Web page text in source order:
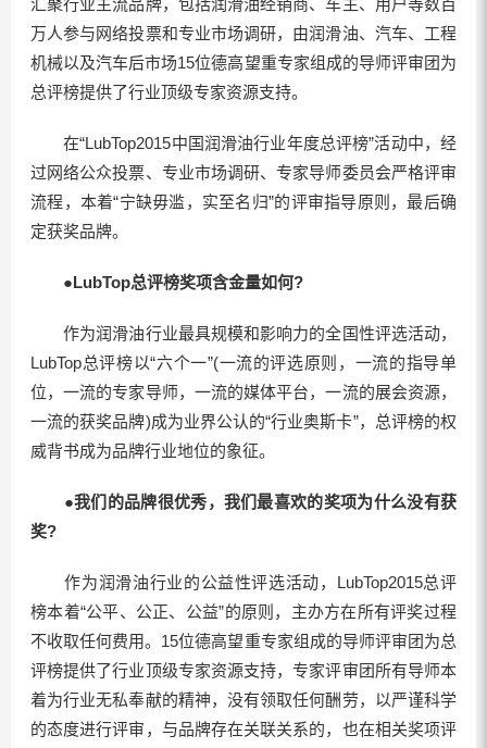
汇聚行业主流品牌，包括润滑油经销商、车主、用户等数百
万人参与网络投票和专业市场调研，由润滑油、汽车、工程
机械以及汽车后市场15位德高望重专家组成的导师评审团为
总评榜提供了行业顶级专家资源支持。
在“LubTop2015中国润滑油行业年度总评榜”活动中，经
过网络公众投票、专业市场调研、专家导师委员会严格评审
流程，本着“宁缺毋滥，实至名归”的评审指导原则，最后确
定获奖品牌。
●LubTop总评榜奖项含金量如何?
作为润滑油行业最具规模和影响力的全国性评选活动，
LubTop总评榜以“六个一”(一流的评选原则，一流的指导单
位，一流的专家导师，一流的媒体平台，一流的展会资源，
一流的获奖品牌)成为业界公认的“行业奥斯卡”，总评榜的权
威背书成为品牌行业地位的象征。
●我们的品牌很优秀，我们最喜欢的奖项为什么没有获
奖?
作为润滑油行业的公益性评选活动，LubTop2015总评
榜本着“公平、公正、公益”的原则，主办方在所有评奖过程
不收取任何费用。15位德高望重专家组成的导师评审团为总
评榜提供了行业顶级专家资源支持，专家评审团所有导师本
着为行业无私奉献的精神，没有领取任何酬劳，以严谨科学
的态度进行评审，与品牌存在关联关系的，也在相关奖项评